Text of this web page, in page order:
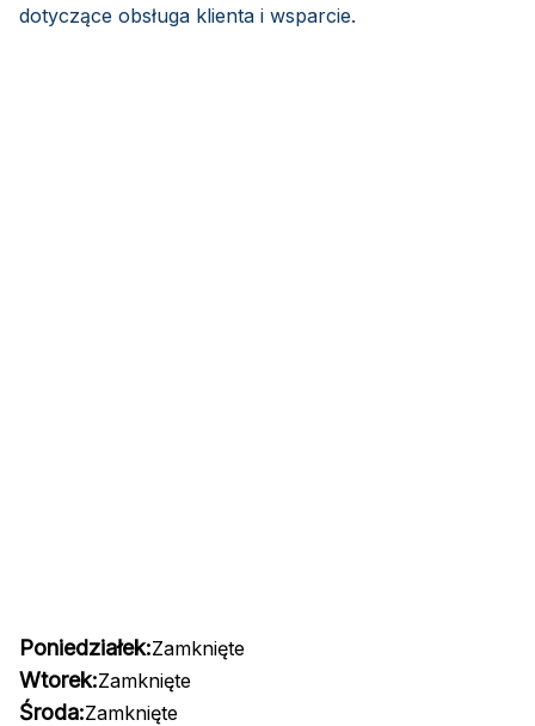
dotyczące obsługa klienta i wsparcie.
Poniedziałek:Zamknięte
Wtorek:Zamknięte
Środa:Zamknięte